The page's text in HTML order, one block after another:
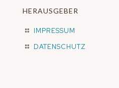
HERAUSGEBER
IMPRESSUM
DATENSCHUTZ